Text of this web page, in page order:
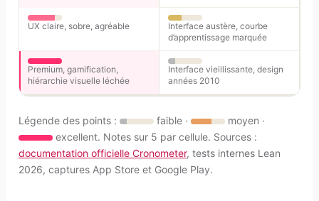
UX claire, sobre, agréable
Interface austère, courbe
d’apprentissage marquée
Premium, gamification,
hiérarchie visuelle léchée
Interface vieillissante, design
années 2010
Légende des points : faible ·
moyen ·
excellent. Notes sur 5 par cellule. Sources :
documentation officielle Cronometer, tests internes Lean
2026, captures App Store et Google Play.